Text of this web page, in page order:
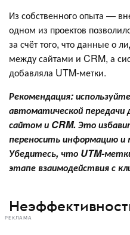
Из собственного опыта —
одном из проектов
за счёт того, что данные о
между сайтами и CRM, а
добавляла UTM-метки.
Рекомендация:
автоматической передачи
сайтом и CRM. Это
переносить информацию
Убедитесь, что UTM-
этапе взаимодействия с
РЕКЛАМА